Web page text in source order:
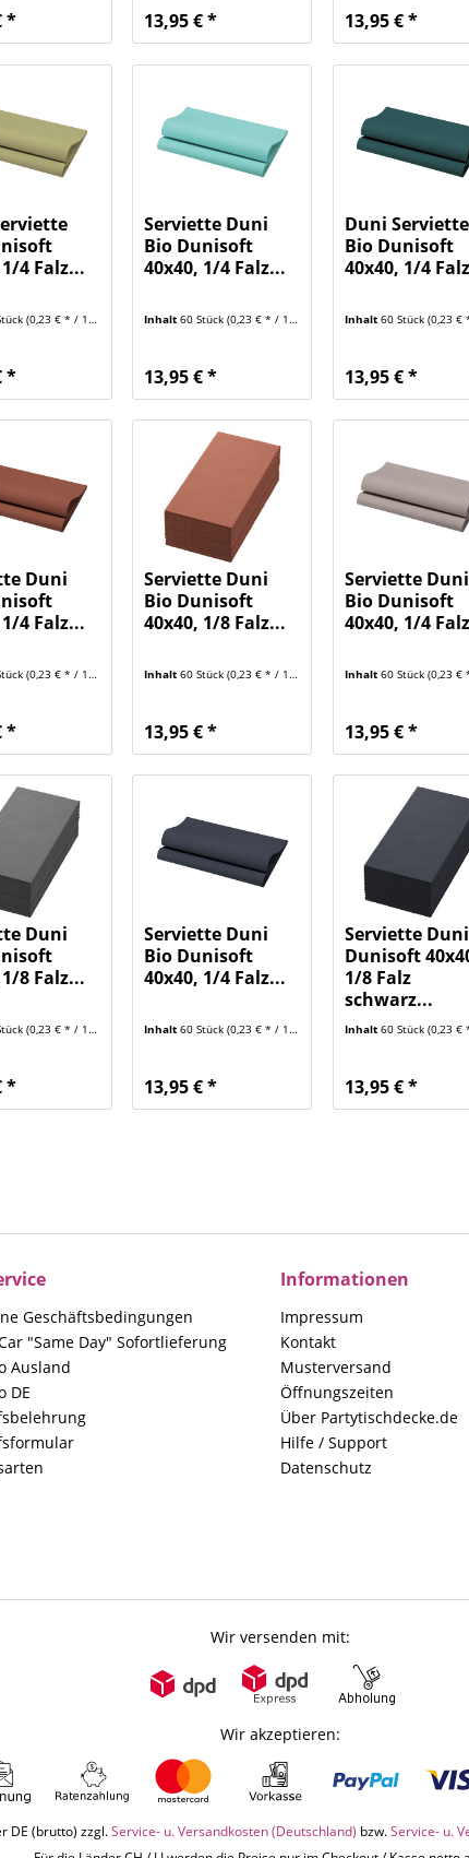
* 13,95 € * 13,95 € *
4 Falz...
(0,23 € * / 1 Stück)
*
Serviette Duni
Bio Dunisoft
40x40, 1/4 Falz...
Inhalt 60 Stück (0,23 € * / 1 Stück)
13,95 € *
Duni Serviette
Bio Dunisoft
40x40, 1/4
Inhalt 60 Stück (0,23 € * / 1
13,95 € *
Duni
4 Falz...
(0,23 € * / 1 Stück)
*
Serviette Duni
Bio Dunisoft
40x40, 1/8 Falz...
Inhalt 60 Stück (0,23 € * / 1 Stück)
13,95 € *
Serviette Duni
Bio Dunisoft
40x40, 1/4
Inhalt 60 Stück (0,23 € * / 1
13,95 € *
Duni
8 Falz...
(0,23 € * / 1 Stück)
*
Serviette Duni
Bio Dunisoft
40x40, 1/4 Falz...
Inhalt 60 Stück (0,23 € * / 1 Stück)
13,95 € *
Serviette Duni
Dunisoft
1/8 Falz
schwarz...
Inhalt 60 Stück (0,23 € * / 1
13,95 € *
Geschäftsbedingungen
"Same Day" Sofortlieferung
Ausland
DE
Informationen
Impressum
Kontakt
Musterversand
Öffnungszeiten
Über Partytischdecke.de
Hilfe / Support
Datenschutz
Wir versenden mit:
Wir akzeptieren:
DE (brutto) zzgl.Service- u. Versandkosten (Deutschland) bzw.Service- u.